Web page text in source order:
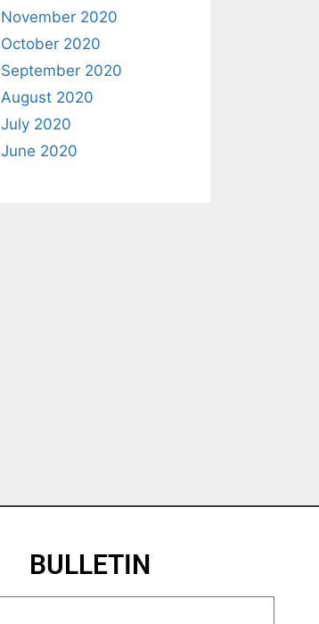
November 2020
October 2020
September 2020
August 2020
July 2020
June 2020
BULLETIN